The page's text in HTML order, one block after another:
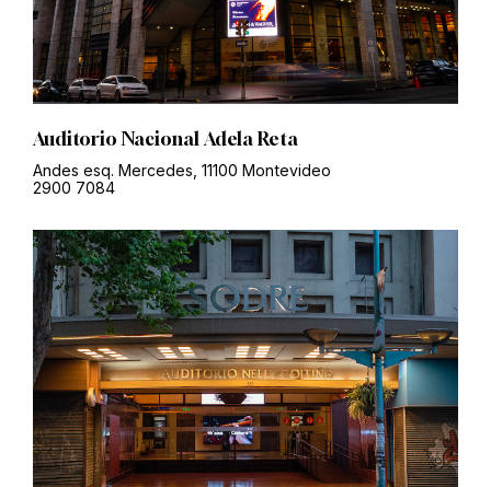
Auditorio Nacional Adela Reta
Andes esq. Mercedes, 11100 Montevideo
2900 7084